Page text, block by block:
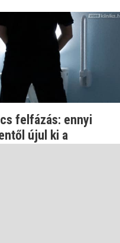
felfázás: ennyi
újul ki a